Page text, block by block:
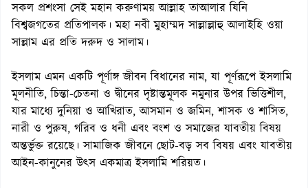
সকল প্রশংসা সেই মহান করুণাময় আল্লাহ তাআলার যিনি
বিশ্বজগতের প্রতিপালক। মহা নবী মুহাম্মদ সাল্লাল্লাহু আলাইহি ওয়া
সাল্লাম এর প্রতি দরুদ ও সালাম।
ইসলাম এমন একটি পূর্ণাঙ্গ জীবন বিধানের নাম, যা পূর্ণরূপে ইসলামি
মূলনীতি, চিন্তা-চেতনা ও দ্বীনের দৃষ্টান্তমূলক নমুনার উপর ভিত্তিশীল,
যার মাধ্যে দুনিয়া ও আখিরাত, আসমান ও জমিন, শাসক ও শাসিত,
নারী ও পুরুষ, গরিব ও ধনী এবং বংশ ও সমাজের যাবতীয় বিষয়
অন্তর্ভুক্ত রয়েছে। সামাজিক জীবনে ছোট-বড় সব বিষয় এবং যাবতীয়
আইন-কানুনের উৎস একমাত্র ইসলামি শরিয়ত।